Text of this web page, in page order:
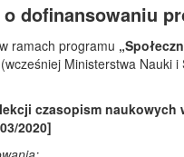
dofinansowaniu
ramach programu
Ministerstwa Nauki
czasopism naukowych
2020]